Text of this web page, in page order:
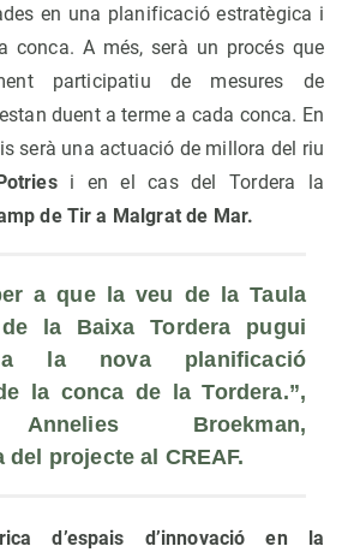
en una planificació estratègica i
conca. A més, serà un procés que
participatiu de mesures de
duent a terme a cada conca. En
serà una actuació de millora del riu
i en el cas del Tordera la
de Tir a Malgrat de Mar.
a que la veu de la Taula
la Baixa Tordera pugui
la nova planificació
la conca de la Tordera.”,
Broekman,
projecte al CREAF.
d’espais d’innovació en la